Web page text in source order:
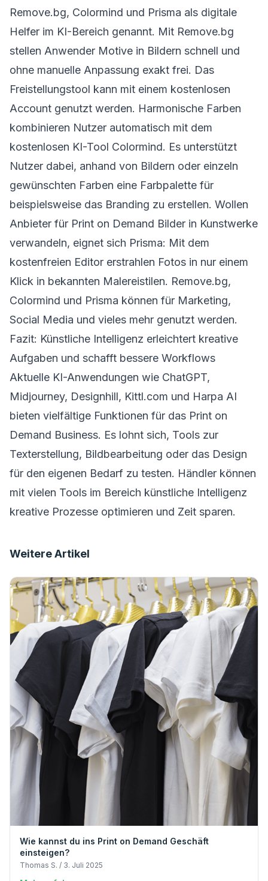
Remove.bg, Colormind und Prisma als digitale
Helfer im KI-Bereich genannt. Mit Remove.bg
stellen Anwender Motive in Bildern schnell und
ohne manuelle Anpassung exakt frei. Das
Freistellungstool kann mit einem kostenlosen
Account genutzt werden. Harmonische Farben
kombinieren Nutzer automatisch mit dem
kostenlosen KI-Tool Colormind. Es unterstützt
Nutzer dabei, anhand von Bildern oder einzeln
gewünschten Farben eine Farbpalette für
beispielsweise das Branding zu erstellen. Wollen
Anbieter für Print on Demand Bilder in Kunstwerke
verwandeln, eignet sich Prisma: Mit dem
kostenfreien Editor erstrahlen Fotos in nur einem
Klick in bekannten Malereistilen. Remove.bg,
Colormind und Prisma können für Marketing,
Social Media und vieles mehr genutzt werden.
Fazit: Künstliche Intelligenz erleichtert kreative
Aufgaben und schafft bessere Workflows
Aktuelle KI-Anwendungen wie ChatGPT,
Midjourney, Designhill, Kittl.com und Harpa AI
bieten vielfältige Funktionen für das Print on
Demand Business. Es lohnt sich, Tools zur
Texterstellung, Bildbearbeitung oder das Design
für den eigenen Bedarf zu testen. Händler können
mit vielen Tools im Bereich künstliche Intelligenz
kreative Prozesse optimieren und Zeit sparen.
Weitere Artikel
Wie kannst du ins Print on Demand Geschäft
einsteigen?
Thomas S. / 3. Juli 2025